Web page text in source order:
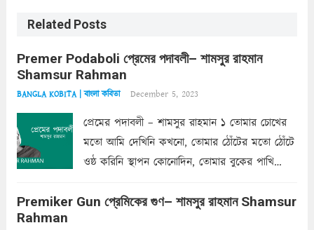
Related Posts
Premer Podaboli প্রেমের পদাবলী– শামসুর রাহমান
Shamsur Rahman
BANGLA KOBITA | বাংলা কবিতা December 5, 2023
প্রেমের পদাবলী – শামসুর রাহমান ১ তোমার চোখের
মতো আমি দেখিনি কখনো, তোমার ঠোঁটের মতো ঠোঁটে
ওষ্ঠ করিনি স্থাপন কোনোদিন, তোমার বুকের পাখি
কোথাও কি এরকম ছায়া দেয় ক্লান্তির প্রহরে? মুছে
Premiker Gun প্রেমিকের গুণ– শামসুর রাহমান Shamsur
Rahman